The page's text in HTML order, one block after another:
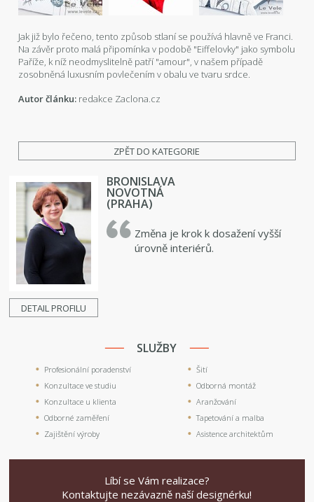
Jak již bylo řečeno, tento způsob stlaní se používá hlavně ve Franci.
Na závěr proto malá připomínka v podobě "Eiffelovky" jako symbolu
Paříže, k níž neodmyslitelně patří "amour", v našem případě
zosobněná luxusním povlečením v obalu ve tvaru srdce.
Autor článku: redakce Zaclona.cz
ZPĚT DO KATEGORIE
DETAIL PROFILU
BRONISLAVA
NOVOTNÁ
(PRAHA)
Změna je krok k dosažení vyšší
úrovně interiérů.
SLUŽBY
Profesionální poradenství
Konzultace ve studiu
Konzultace u klienta
Odborné zaměření
Zajištění výroby
Šití
Odborná montáž
Aranžování
Tapetování a malba
Asistence architektům
Líbí se Vám realizace?
Kontaktujte nezávazně naší designérku!